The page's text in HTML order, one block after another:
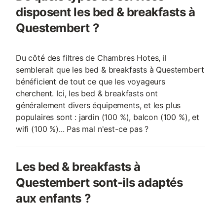
disposent les bed & breakfasts à
Questembert ?
Du côté des filtres de Chambres Hotes, il
semblerait que les bed & breakfasts à Questembert
bénéficient de tout ce que les voyageurs
cherchent. Ici, les bed & breakfasts ont
généralement divers équipements, et les plus
populaires sont : jardin (100 %), balcon (100 %), et
wifi (100 %)... Pas mal n'est-ce pas ?
Les bed & breakfasts à
Questembert sont-ils adaptés
aux enfants ?